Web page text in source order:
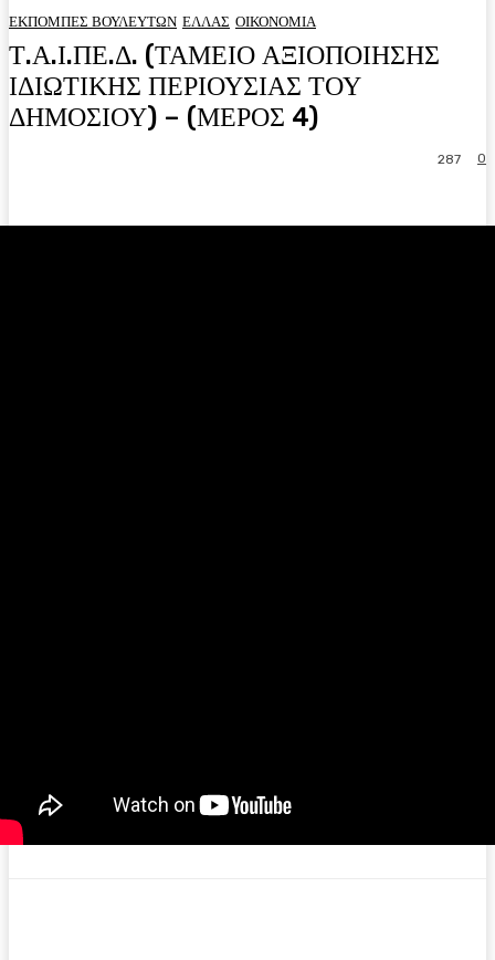
ΕΚΠΟΜΠΕΣ ΒΟΥΛΕΥΤΩΝ ΕΛΛΑΣ ΟΙΚΟΝΟΜΙΑ
Τ.Α.Ι.ΠΕ.Δ. (ΤΑΜΕΙΟ ΑΞΙΟΠΟΙΗΣΗΣ
ΙΔΙΩΤΙΚΗΣ ΠΕΡΙΟΥΣΙΑΣ ΤΟΥ
ΔΗΜΟΣΙΟΥ) – (ΜΕΡΟΣ 4)
0
287